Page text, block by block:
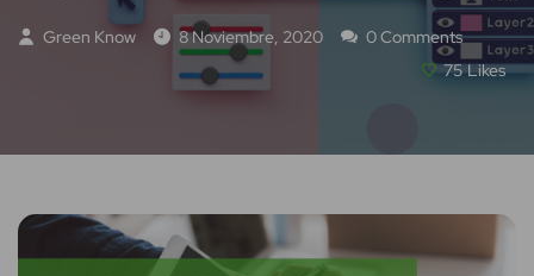
Green Know 8 Noviembre, 2020
0 Comments
75 Likes